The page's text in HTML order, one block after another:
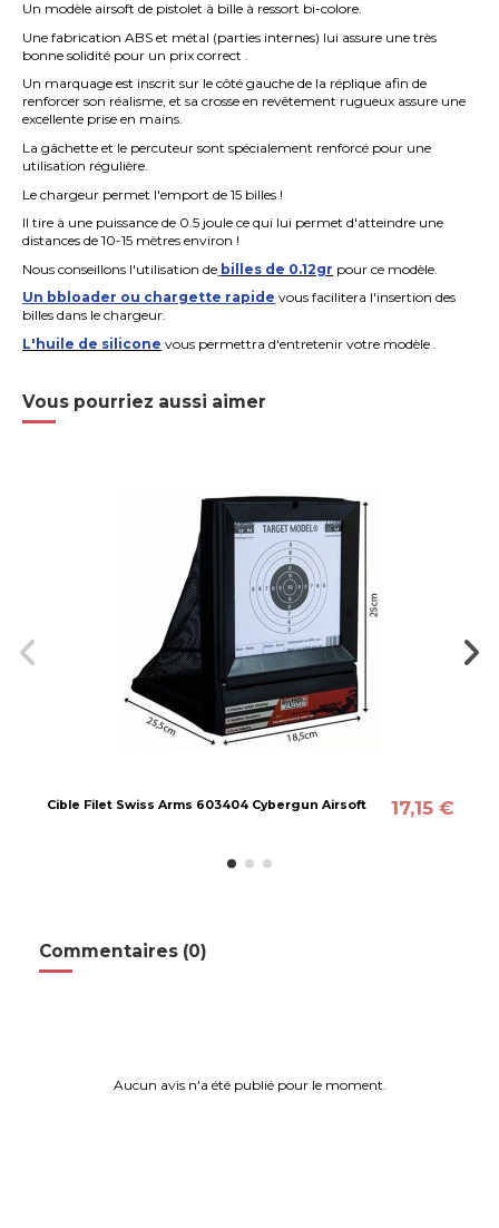
Un modèle airsoft de pistolet à bille à ressort bi-colore.
Une fabrication ABS et métal (parties internes) lui assure une très
bonne solidité pour un prix correct .
Un marquage est inscrit sur le côté gauche de la réplique afin de
renforcer son réalisme, et sa crosse en revêtement rugueux assure une
excellente prise en mains.
La gâchette et le percuteur sont spécialement renforcé pour une
utilisation régulière.
Le chargeur permet l'emport de 15 billes !
Il tire à une puissance de 0.5 joule ce qui lui permet d'atteindre une
distances de 10-15 mètres environ !
Nous conseillons l'utilisation de billes de 0.12gr pour ce modèle.
Un bbloader ou chargette rapide vous facilitera l'insertion des
billes dans le chargeur.
L'huile de silicone vous permettra d'entretenir votre modèle .
Vous pourriez aussi aimer
Cible Filet Swiss Arms 603404 Cybergun Airsoft 17,15 €
Commentaires (0)
Aucun avis n'a été publié pour le moment.